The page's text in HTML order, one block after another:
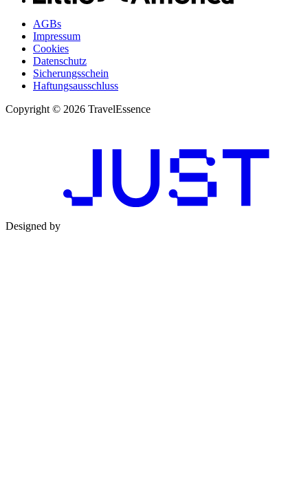
AGBs
Impressum
Cookies
Datenschutz
Sicherungsschein
Haftungsausschluss
Copyright © 2026 TravelEssence
Designed by